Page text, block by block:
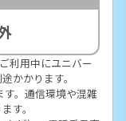
利用中にユニバー
かかります。
。通信環境や混雑
す。